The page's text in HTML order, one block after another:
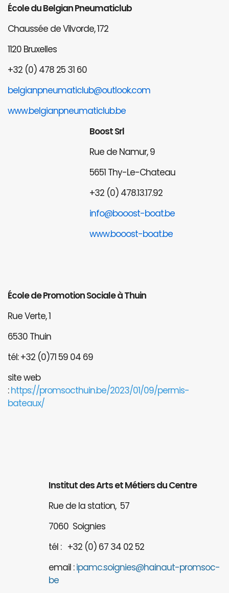
École du Belgian Pneumaticlub
Chaussée de Vilvorde, 172
1120 Bruxelles
+32 (0) 478 25 31 60
belgianpneumaticlub@outlook.com
www.belgianpneumaticlub.be
Boost Srl
Rue de Namur, 9
5651 Thy-Le-Chateau
+32 (0) 478.13.17.92
info@booost-boat.be
www.booost-boat.be
École de Promotion Sociale à Thuin
Rue Verte, 1
6530 Thuin
tél: +32 (0)71 59 04 69
site web
:https://promsocthuin.be/2023/01/09/permis-
bateaux/
Institut des Arts et Métiers du Centre
Rue de la station, 57
7060 Soignies
tél : +32 (0) 67 34 02 52
email :ipamc.soignies@hainaut-promsoc-
be